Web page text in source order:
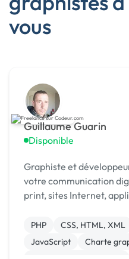
vous
Guillaume Guarin
Disponible
Graphiste et
votre communication
print, sites Internet,
PHP CSS, HTML, XML
JavaScript
Charte